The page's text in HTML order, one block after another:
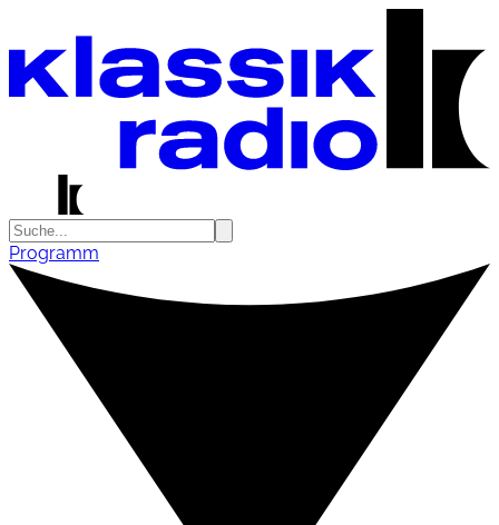
Programm